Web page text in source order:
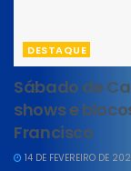
DESTAQUE
Sábado de
shows e
Francisco
14 DE FEVEREIRO DE